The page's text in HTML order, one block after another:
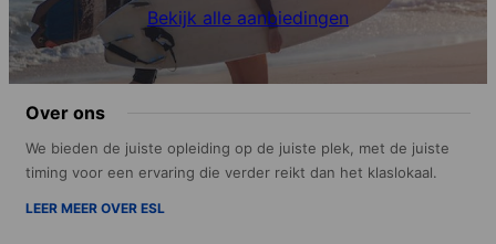
Bekijk alle aanbiedingen
Over ons
We bieden de juiste opleiding op de juiste plek, met de juiste
timing voor een ervaring die verder reikt dan het klaslokaal.
LEER MEER OVER ESL